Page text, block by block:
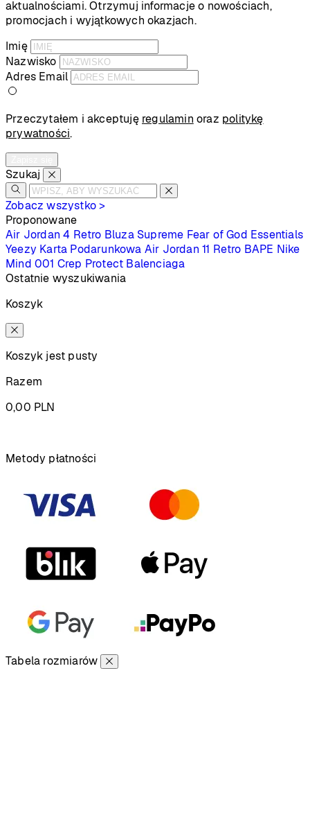
aktualnościami. Otrzymuj informacje o nowościach,
promocjach i wyjątkowych okazjach.
Imię
Nazwisko
Adres Email
Przeczytałem i akceptuję regulamin oraz politykę
prywatności.
Szukaj
Zobacz wszystko >
Proponowane
Air Jordan 4 Retro Bluza Supreme Fear of God Essentials
Yeezy Karta Podarunkowa Air Jordan 11 Retro BAPE Nike
Mind 001 Crep Protect Balenciaga
Ostatnie wyszukiwania
Koszyk
Koszyk jest pusty
Razem
0,00 PLN
Metody płatności
Tabela rozmiarów